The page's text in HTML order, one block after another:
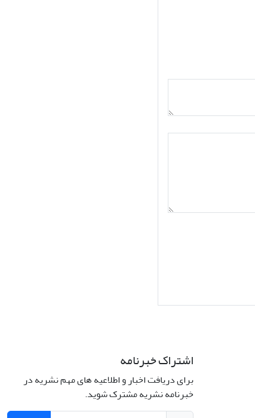
اشتراک خبرنامه
برای دریافت اخبار و اطلاعیه های مهم نشریه در
خبرنامه نشریه مشترک شوید.